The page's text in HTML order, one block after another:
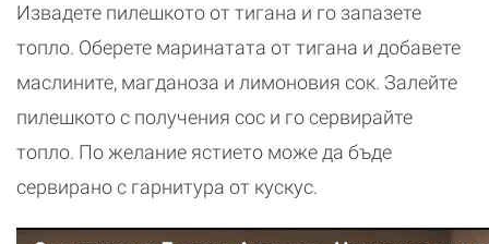
Извадете пилешкото от тигана и го запазете
топло. Оберете маринатата от тигана и добавете
маслините, магданоза и лимоновия сок. Залейте
пилешкото с получения сос и го сервирайте
топло. По желание ястието може да бъде
сервирано с гарнитура от кускус.